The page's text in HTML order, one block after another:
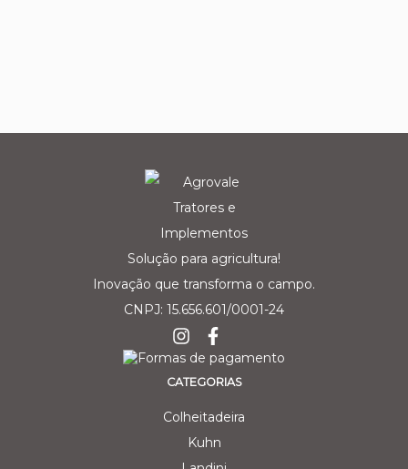
Solução para agricultura!
Inovação que transforma o campo.
CNPJ: 15.656.601/0001-24
CATEGORIAS
Colheitadeira
Kuhn